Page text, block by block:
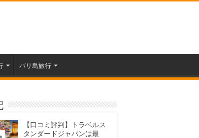
バリ島旅行
【口コミ評判】トラベルス
タンダードジャパンは最